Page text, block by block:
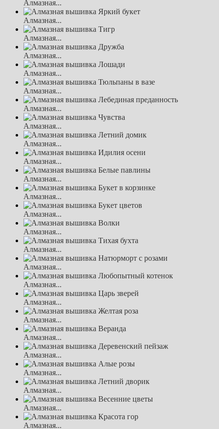
Алмазная...
Алмазная...
Алмазная...
Алмазная...
Алмазная...
Алмазная...
Алмазная...
Алмазная...
Алмазная...
Алмазная...
Алмазная...
Алмазная...
Алмазная...
Алмазная...
Алмазная...
Алмазная...
Алмазная...
Алмазная...
Алмазная...
Алмазная...
Алмазная...
Алмазная...
Алмазная...
Алмазная...
Алмазная...